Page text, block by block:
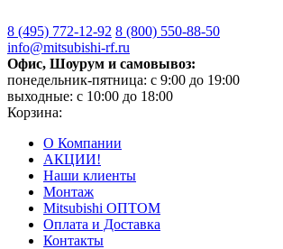
8 (495) 772-12-92 8 (800) 550-88-50
info@mitsubishi-rf.ru
Офис, Шоурум и самовывоз:
понедельник-пятница: с 9:00 до 19:00
выходные: с 10:00 до 18:00
Корзина:
О Компании
АКЦИИ!
Наши клиенты
Монтаж
Mitsubishi ОПТОМ
Оплата и Доставка
Контакты